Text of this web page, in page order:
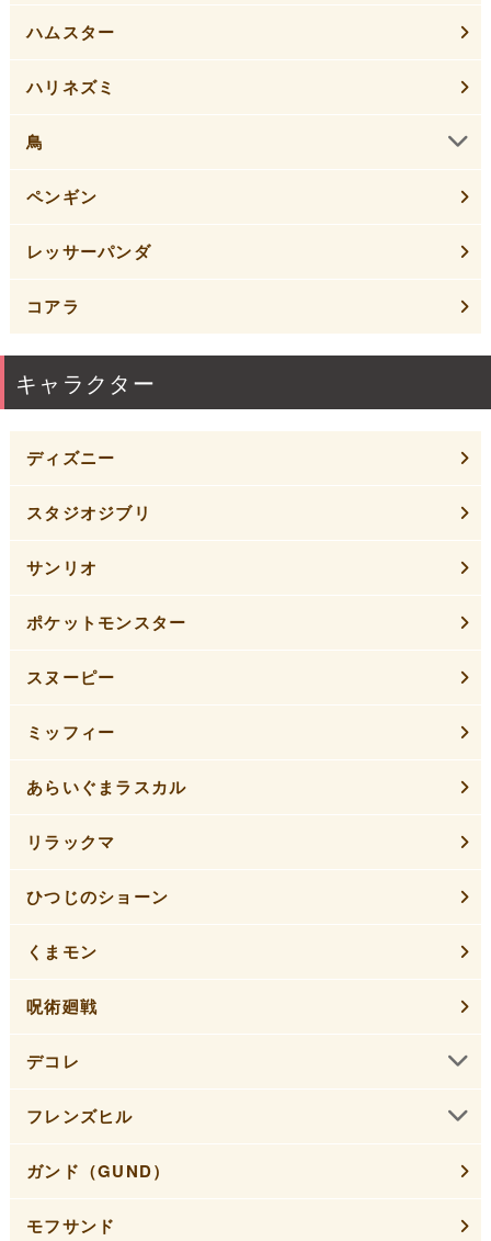
ハムスター
ハリネズミ
鳥
ペンギン
レッサーパンダ
コアラ
キャラクター
ディズニー
スタジオジブリ
サンリオ
ポケットモンスター
スヌーピー
ミッフィー
あらいぐまラスカル
リラックマ
ひつじのショーン
くまモン
呪術廻戦
デコレ
フレンズヒル
ガンド（GUND）
モフサンド